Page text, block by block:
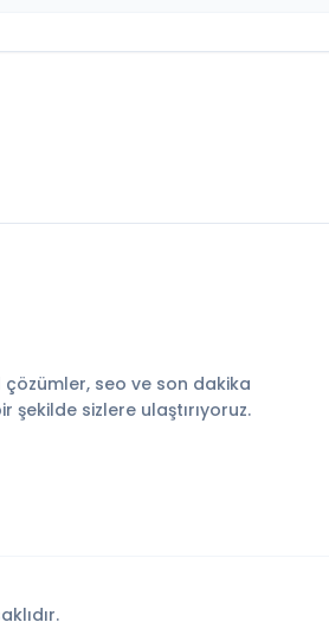
seo ve son dakika
şekilde sizlere ulaştırıyoruz.